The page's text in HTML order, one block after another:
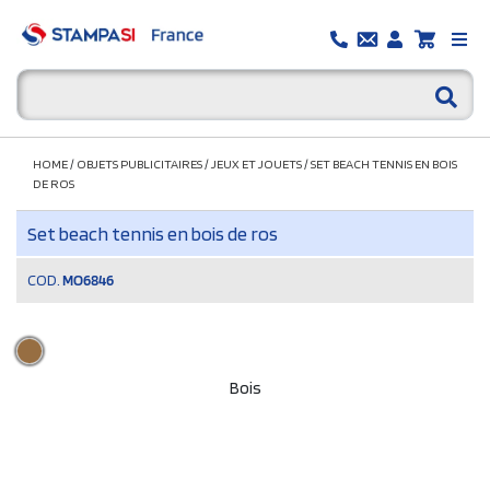
HOME/ OBJETS PUBLICITAIRES/JEUX ET JOUETS/SET BEACH TENNIS EN BOIS
DE ROS
Set beach tennis en bois de ros
COD. MO6846
Bois